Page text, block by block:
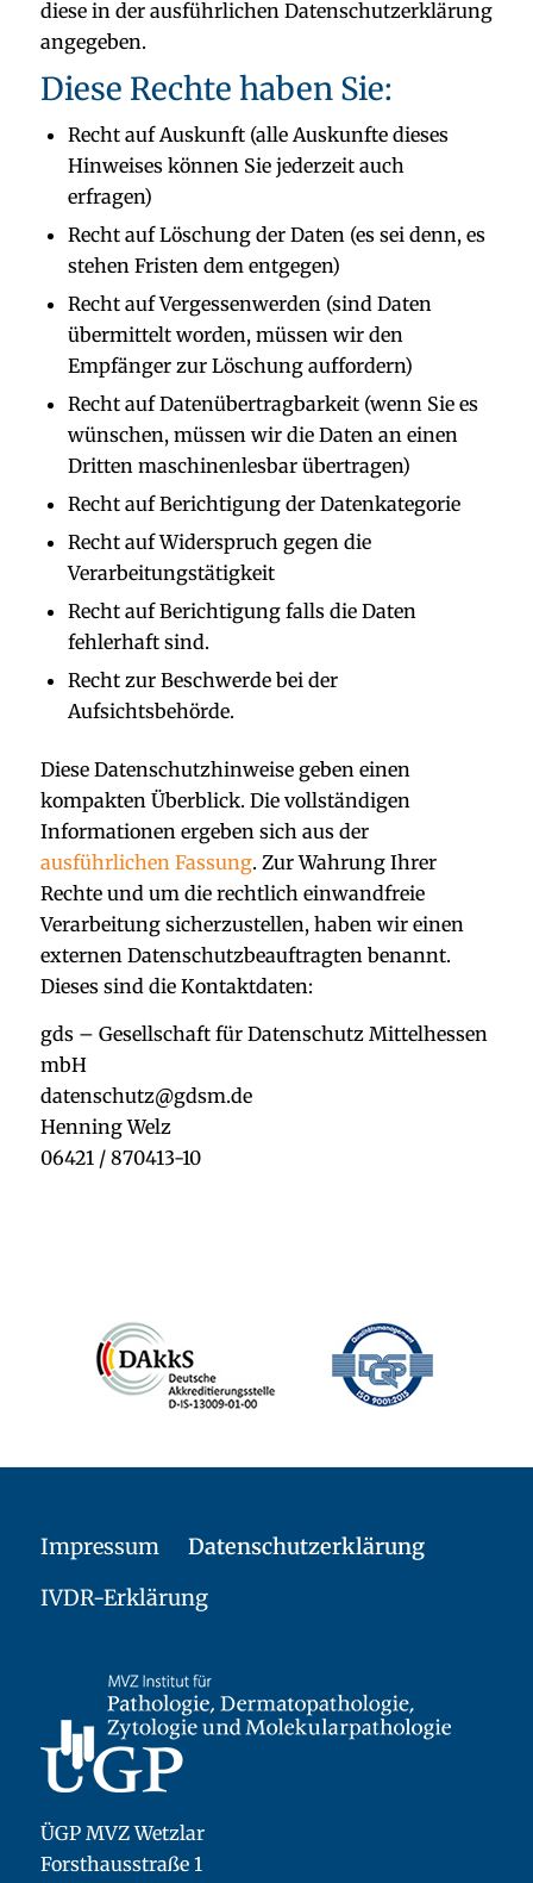
diese in der ausführlichen Datenschutzerklärung
angegeben.
Diese Rechte haben Sie:
Recht auf Auskunft (alle Auskunfte dieses
Hinweises können Sie jederzeit auch
erfragen)
Recht auf Löschung der Daten (es sei denn, es
stehen Fristen dem entgegen)
Recht auf Vergessenwerden (sind Daten
übermittelt worden, müssen wir den
Empfänger zur Löschung auffordern)
Recht auf Datenübertragbarkeit (wenn Sie es
wünschen, müssen wir die Daten an einen
Dritten maschinenlesbar übertragen)
Recht auf Berichtigung der Datenkategorie
Recht auf Widerspruch gegen die
Verarbeitungstätigkeit
Recht auf Berichtigung falls die Daten
fehlerhaft sind.
Recht zur Beschwerde bei der
Aufsichtsbehörde.
Diese Datenschutzhinweise geben einen
kompakten Überblick. Die vollständigen
Informationen ergeben sich aus der
ausführlichen Fassung. Zur Wahrung Ihrer
Rechte und um die rechtlich einwandfreie
Verarbeitung sicherzustellen, haben wir einen
externen Datenschutzbeauftragten benannt.
Dieses sind die Kontaktdaten:
gds – Gesellschaft für Datenschutz Mittelhessen
mbH
datenschutz@gdsm.de
Henning Welz
06421 / 870413-10
Impressum
Datenschutzerklärung
IVDR-Erklärung
ÜGP MVZ Wetzlar
Forsthausstraße 1